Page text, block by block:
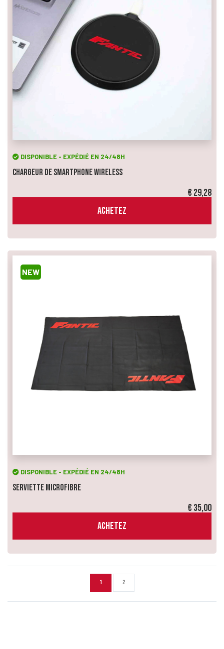
DISPONIBLE - EXPÉDIÉ EN 24/48H
Chargeur de smartphone Wireless
€ 29,28
ACHETEZ
NEW
DISPONIBLE - EXPÉDIÉ EN 24/48H
Serviette Microfibre
€ 35,00
ACHETEZ
1 2